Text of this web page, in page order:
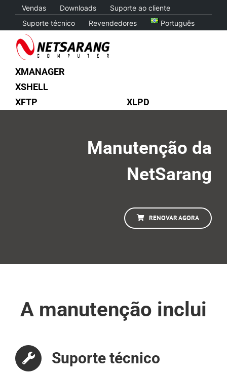
content
Vendas Downloads
Suporte ao cliente
Suporte técnico
Revendedores Português
XMANAGER
XSHELL
XFTP
XLPD
Manutenção da
NetSarang
RENOVAR AGORA
A manutenção inclui
Suporte técnico